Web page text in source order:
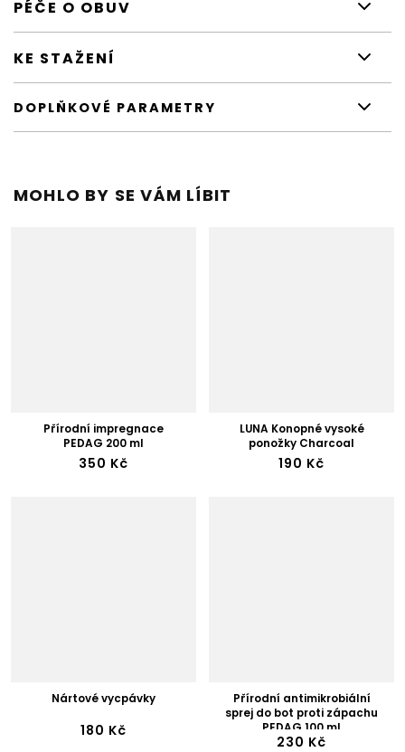
PÉČE O OBUV
KE STAŽENÍ
DOPLŇKOVÉ PARAMETRY
MOHLO BY SE VÁM LÍBIT
Přírodní impregnace
PEDAG 200 ml
350 Kč
LUNA Konopné vysoké
ponožky Charcoal
190 Kč
Nártové vycpávky
180 Kč
Přírodní antimikrobiální
sprej do bot proti zápachu
PEDAG 100 ml
230 Kč